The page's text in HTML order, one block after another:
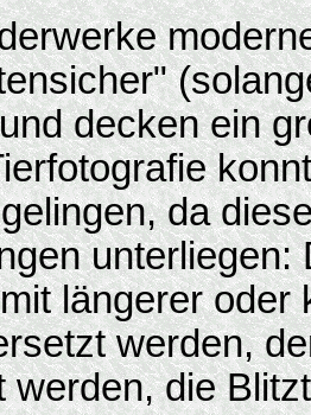
decken ein
da
längerer
werden,
werden, die